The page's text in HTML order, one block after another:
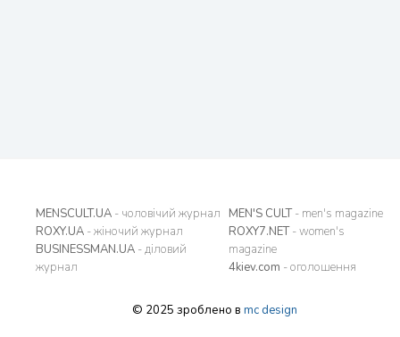
MENSCULT.UA - чоловічий журнал
ROXY.UA - жіночий журнал
BUSINESSMAN.UA - діловий
журнал
MEN'S CULT- men's magazine
ROXY7.NET- women's
magazine
4kiev.com - оголошення
© 2025 зроблено в mc design